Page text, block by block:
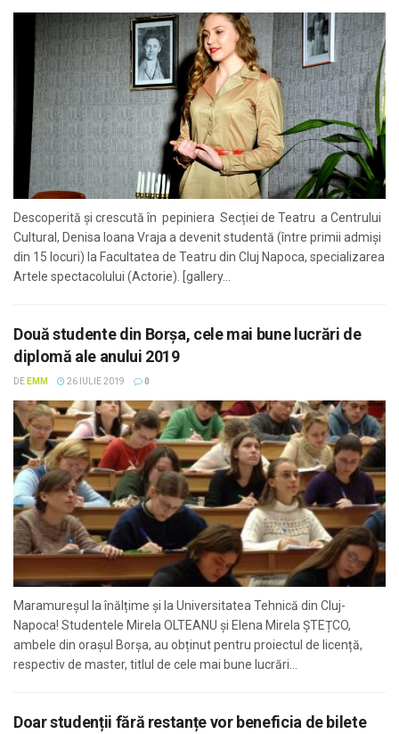
Descoperită și crescută în pepiniera Secției de Teatru a Centrului
Cultural, Denisa Ioana Vraja a devenit studentă (între primii admiși
din 15 locuri) la Facultatea de Teatru din Cluj Napoca, specializarea
Artele spectacolului (Actorie). [gallery...
Două studente din Borșa, cele mai bune lucrări de
diplomă ale anului 2019
DE EMM 26 IULIE 2019 0
Maramureșul la înălțime și la Universitatea Tehnică din Cluj-
Napoca! Studentele Mirela OLTEANU și Elena Mirela ȘTEȚCO,
ambele din orașul Borșa, au obținut pentru proiectul de licență,
respectiv de master, titlul de cele mai bune lucrări...
Doar studenții fără restanțe vor beneficia de bilete